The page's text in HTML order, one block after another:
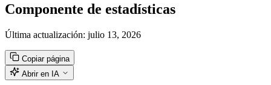
Componente de estadísticas
Última actualización: julio 13, 2026
Copiar página
Abrir en IA